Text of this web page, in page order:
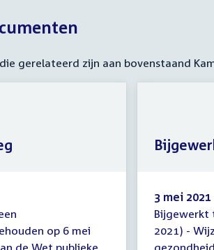
gerelateerd zijn aan bovenstaand
op 6 mei
de Wet publieke
tekst
3 mei 2021
Bijgewerkt
2021) -